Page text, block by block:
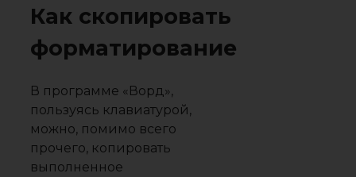
Как скопировать
форматирование
В программе «Ворд»,
пользуясь клавиатурой,
можно, помимо всего
прочего, копировать
выполненное